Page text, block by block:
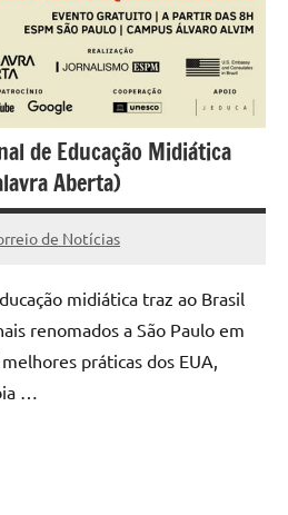
de Educação Midiática
Aberta)
de Notícias
midiática traz ao Brasil
renomados a São Paulo em
práticas dos EUA,
…